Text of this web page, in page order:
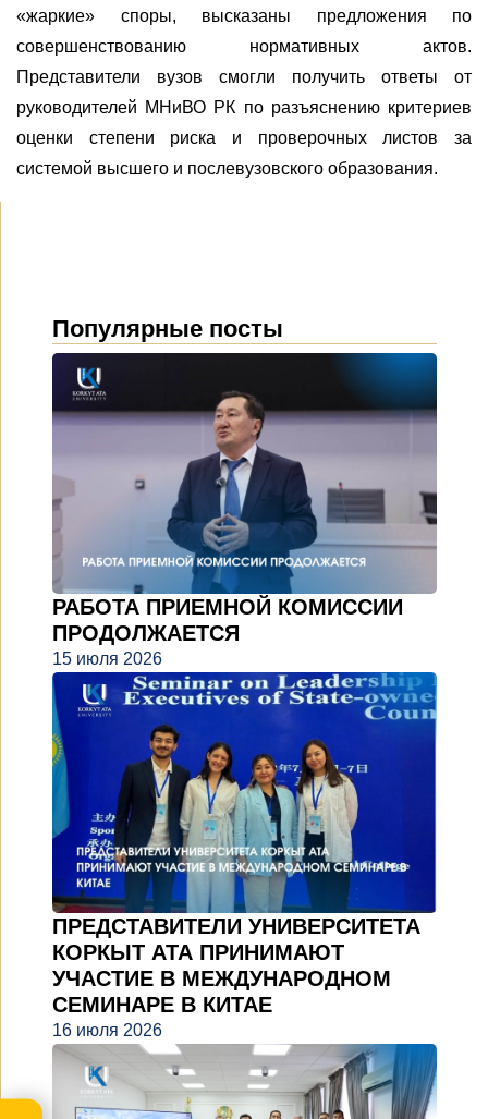
«жаркие» споры, высказаны предложения по
совершенствованию нормативных актов.
Представители вузов смогли получить ответы от
руководителей МНиВО РК по разъяснению критериев
оценки степени риска и проверочных листов за
системой высшего и послевузовского образования.
Популярные посты
РАБОТА ПРИЕМНОЙ КОМИССИИ
ПРОДОЛЖАЕТСЯ
15 июля 2026
ПРЕДСТАВИТЕЛИ УНИВЕРСИТЕТА
КОРКЫТ АТА ПРИНИМАЮТ
УЧАСТИЕ В МЕЖДУНАРОДНОМ
СЕМИНАРЕ В КИТАЕ
16 июля 2026